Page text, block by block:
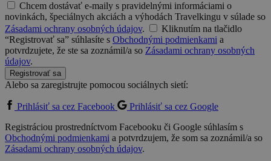
Chcem dostávať e-maily s pravidelnými informáciami o
novinkách, špeciálnych akciách a výhodách Travelkingu v súlade so
Zásadami ochrany osobných údajov.
Kliknutím na tlačidlo
“Registrovať sa” súhlasíte s Obchodnými podmienkami a
potvrdzujete, že ste sa zoznámil/a so Zásadami ochrany osobných
údajov.
Registrovať sa
Alebo sa zaregistrujte pomocou sociálnych sietí:
Prihlásiť sa cez Facebook
Prihlásiť sa cez Google
Registráciou prostredníctvom Facebooku či Google súhlasím s
Obchodnými podmienkami a potvrdzujem, že som sa zoznámil/a so
Zásadami ochrany osobných údajov.